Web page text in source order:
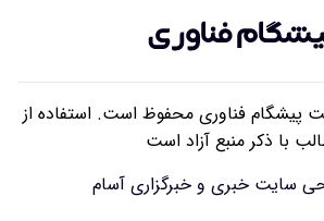
شدن مغز انسان کمک کردند؟
پیشگام فناوری محفوظ است. استفاده از
با ذکر منبع آزاد است
سایت خبری و خبرگزاری آسام